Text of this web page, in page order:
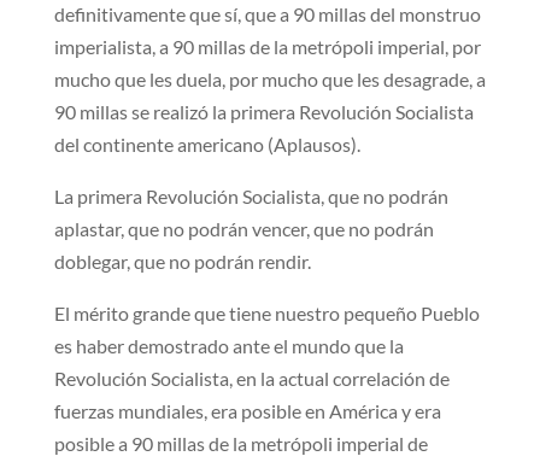
definitivamente que sí, que a 90 millas del monstruo
imperialista, a 90 millas de la metrópoli imperial, por
mucho que les duela, por mucho que les desagrade, a
90 millas se realizó la primera Revolución Socialista
del continente americano (Aplausos).
La primera Revolución Socialista, que no podrán
aplastar, que no podrán vencer, que no podrán
doblegar, que no podrán rendir.
El mérito grande que tiene nuestro pequeño Pueblo
es haber demostrado ante el mundo que la
Revolución Socialista, en la actual correlación de
fuerzas mundiales, era posible en América y era
posible a 90 millas de la metrópoli imperial de